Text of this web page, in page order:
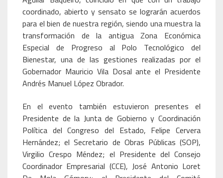
coordinado, abierto y sensato se lograrán acuerdos
para el bien de nuestra región, siendo una muestra la
transformación de la antigua Zona Económica
Especial de Progreso al Polo Tecnológico del
Bienestar, una de las gestiones realizadas por el
Gobernador Mauricio Vila Dosal ante el Presidente
Andrés Manuel López Obrador.
En el evento también estuvieron presentes el
Presidente de la Junta de Gobierno y Coordinación
Política del Congreso del Estado, Felipe Cervera
Hernández; el Secretario de Obras Públicas (SOP),
Virgilio Crespo Méndez; el Presidente del Consejo
Coordinador Empresarial (CCE), José Antonio Loret